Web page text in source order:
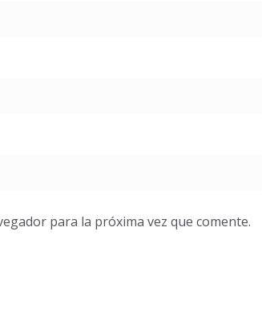
para la próxima vez que comente.